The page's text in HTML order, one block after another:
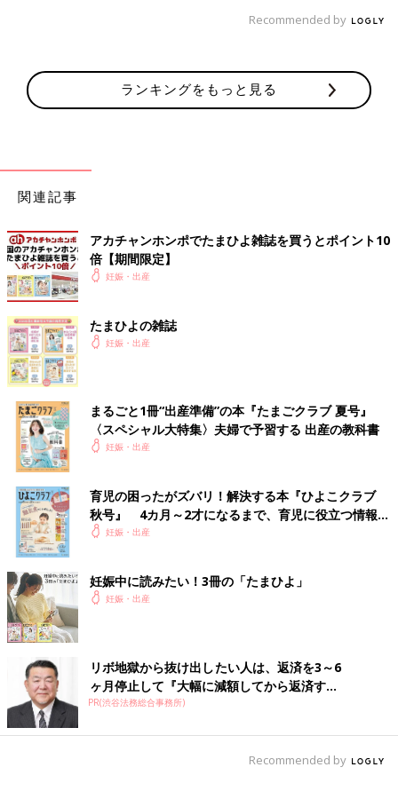
Recommended by
ランキングをもっと見る
関連記事
アカチャンホンポでたまひよ雑誌を買うとポイント10
倍【期間限定】
妊娠・出産
たまひよの雑誌
妊娠・出産
まるごと1冊“出産準備”の本『たまごクラブ 夏号』
〈スペシャル大特集〉夫婦で予習する 出産の教科書
妊娠・出産
育児の困ったがズバリ！解決する本『ひよこクラブ
秋号』 4カ月～2才になるまで、育児に役立つ情報が
いっぱい！
妊娠・出産
妊娠中に読みたい！3冊の「たまひよ」
妊娠・出産
リボ地獄から抜け出したい人は、返済を3～6
ヶ月停止して『大幅に減額してから返済す...
PR(渋谷法務総合事務所)
Recommended by